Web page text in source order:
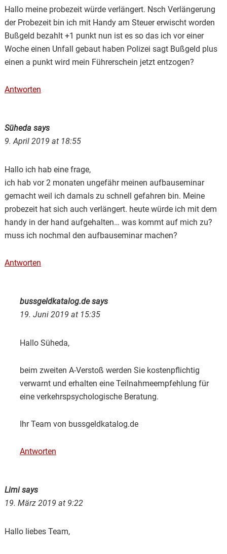
Hallo meine probezeit würde verlängert. Nsch Verlängerung
der Probezeit bin ich mit Handy am Steuer erwischt worden
Bußgeld bezahlt +1 punkt nun ist es so das ich vor einer
Woche einen Unfall gebaut haben Polizei sagt Bußgeld plus
einen a punkt wird mein Führerschein jetzt entzogen?
Antworten
Süheda says
9. April 2019 at 18:55
Hallo ich hab eine frage,
ich hab vor 2 monaten ungefähr meinen aufbauseminar
gemacht weil ich damals zu schnell gefahren bin. Meine
probezeit hat sich auch verlängert. heute würde ich mit dem
handy in der hand aufgehalten… was kommt auf mich zu?
muss ich nochmal den aufbauseminar machen?
Antworten
bussgeldkatalog.desays
19. Juni 2019 at 15:35
Hallo Süheda,
beim zweiten A-Verstoß werden Sie kostenpflichtig
verwarnt und erhalten eine Teilnahmeempfehlung für
eine verkehrspsychologische Beratung.
Ihr Team von bussgeldkatalog.de
Antworten
Limisays
19. März 2019 at 9:22
Hallo liebes Team,